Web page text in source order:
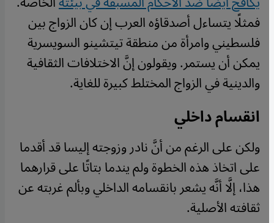
فمثلًا يتساءل أصدقاؤه العرب إن كان الزواج بين
فلسطيني وامرأة من منطقة تيتشينو السويسرية
يمكن أن يستمر. ويقولون إنَّ الاختلافات الثقافية
والدينية في الزواج المختلط كبيرة للغاية.
انقسام داخلي
ولكن على الرغم من أنَّ نادر وزوجته إليسا قد أقدما
على اتخاذ هذه الخطوة ولم يندما بتاتًا على قرارهما
هذا، إلَّا أنَّه يشعر بانقسامه الداخلي وبألم غربته عن
ثقافته الأصلية.